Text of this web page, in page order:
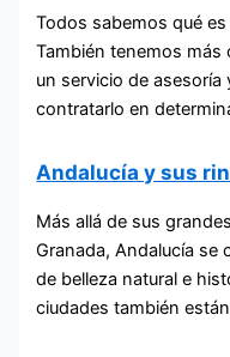
Todos sabemos qué
También tenemos
un servicio de
contratarlo en
Andalucía y sus
Más allá de sus
Granada, Andalucía se
de belleza natural e
ciudades también están